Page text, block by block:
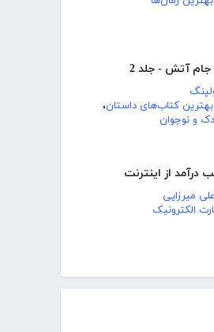
جام آتش - جلد 2
بهترین کتاب‌های داستان،
و نوجوان
از اینترنت
میرزایی
الکترونیک